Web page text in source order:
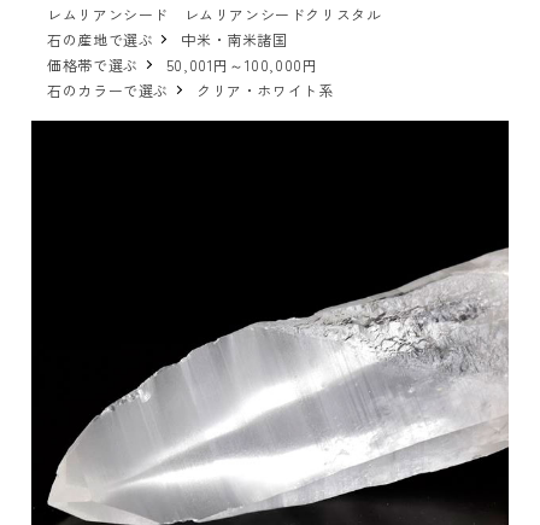
レムリアンシード レムリアンシードクリスタル
石の産地で選ぶ
中米・南米諸国
価格帯で選ぶ
50,001円～100,000円
石のカラーで選ぶ
クリア・ホワイト系